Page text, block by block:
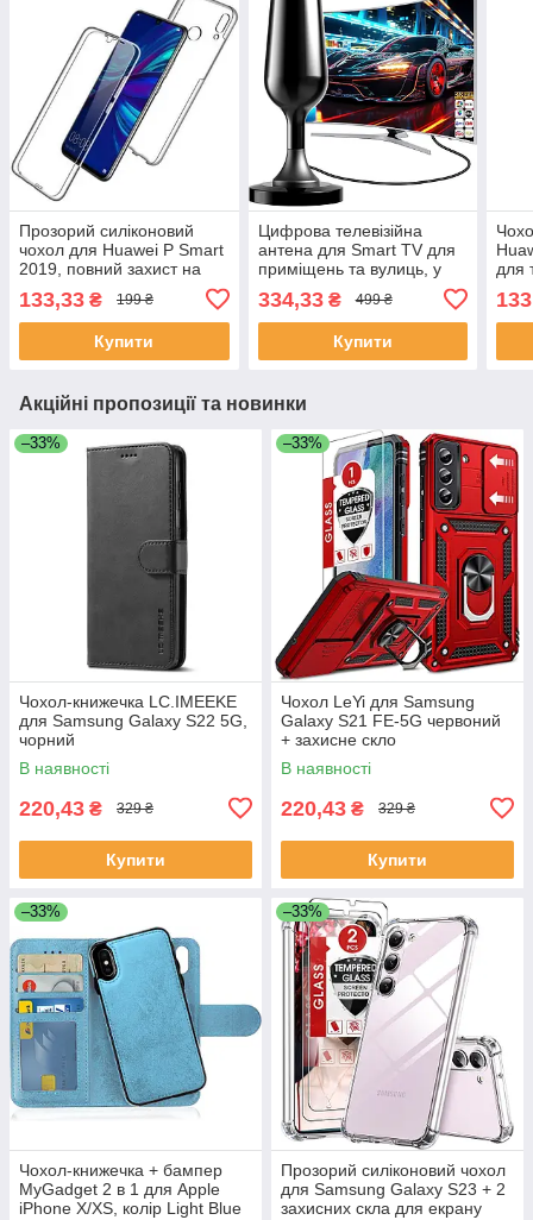
Прозорий силіконовий
чохол для Huawei P Smart
2019, повний захист на
133,33 ₴ 199 ₴
Купити
Цифрова телевізійна
антена для Smart TV для
приміщень та вулиць, у
334,33₴ 499 ₴
Купити
для
Акційні пропозиції та новинки
–33%
Чохол-книжечка LC.IMEEKE
для Samsung Galaxy S22 5G,
чорний
В наявності
220,43 ₴ 329 ₴
Купити
–33%
Чохол LeYi для Samsung
Galaxy S21 FE-5G червоний
+ захисне скло
В наявності
220,43 ₴ 329 ₴
Купити
–33%
Чохол-книжечка + бампер
MyGadget 2 в 1 для Apple
iPhone X/XS, колір Light Blue
–33%
Прозорий силіконовий чохол
для Samsung Galaxy S23 + 2
захисних скла для екрану